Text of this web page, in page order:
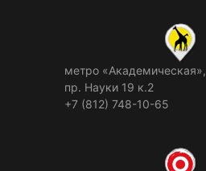
метро «Академическая»,
пр. Науки 19 к.2
+7 (812) 748-10-65